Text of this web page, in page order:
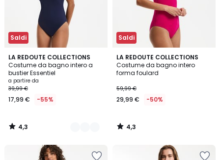
Saldi
LA REDOUTE COLLECTIONS
Costume da bagno intero a
bustier Essentiel
a partire da
39,99 €
17,99 € -55%
4,3
/ 5
3
Colori
4,3
/
Saldi
LA REDOUTE COLLECTIONS
Costume da bagno intero
forma foulard
59,99 €
29,99 € -50%
4,3
/ 5
4,3
/